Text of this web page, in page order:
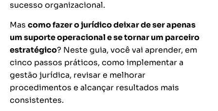
sucesso organizacional.
Mas como fazer o jurídico deixar de ser apenas
um suporte operacional e se tornar um parceiro
estratégico? Neste guia, você vai aprender, em
cinco passos práticos, como implementar a
gestão jurídica, revisar e melhorar
procedimentos e alcançar resultados mais
consistentes.